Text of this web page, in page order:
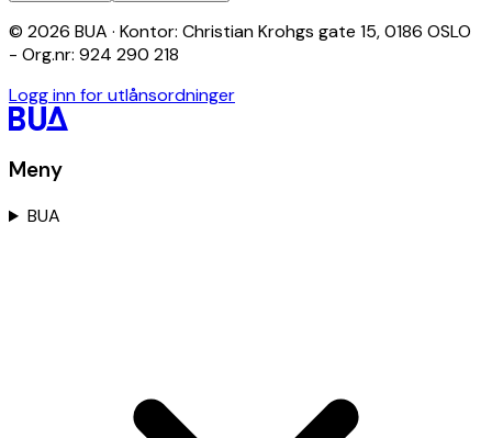
© 2026 BUA · Kontor: Christian Krohgs gate 15, 0186 OSLO
- Org.nr: 924 290 218
Logg inn for utlånsordninger
Meny
BUA